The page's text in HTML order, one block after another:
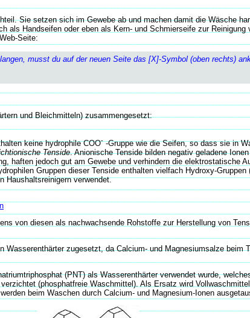
Sie setzen sich im Gewebe ab und machen damit die Wäsche
Handseifen oder eben als Kern- und Schmierseife zur Reinigung
Seite:
musst du auf der neuen Seite das [X]-Symbol (oben rechts)
und Bleichmitteln) zusammengesetzt:
keine hydrophile COO--Gruppe wie die Seifen, so dass sie in
Tenside. Anionische Tenside bilden negativ geladene
haften jedoch gut am Gewebe und verhindern die elektrostatische
Gruppen dieser Tenside enthalten vielfach Hydroxy-
Haushaltsreinigern verwendet.
von diesen als nachwachsende Rohstoffe zur Herstellung von
zugesetzt, da Calcium- und Magnesiumsalze
(PNT) als Wasserenthärter verwendet wurde,
(phosphatfreie Waschmittel). Als Ersatz wird
beim Waschen durch Calcium- und Magnesium-Ionen